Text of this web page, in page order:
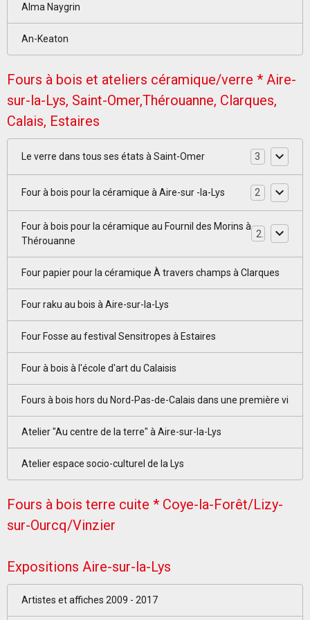
Alma Naygrin
An-Keaton
Fours à bois et ateliers céramique/verre * Aire-
sur-la-Lys, Saint-Omer,Thérouanne, Clarques,
Calais, Estaires
Le verre dans tous ses états à Saint-Omer 3
Four à bois pour la céramique à Aire-sur -la-Lys 2
Four à bois pour la céramique au Fournil des Morins à
Thérouanne
Four papier pour la céramique À travers champs à Clarques
Four raku au bois à Aire-sur-la-Lys
Four Fosse au festival Sensitropes à Estaires
Four à bois à l'école d'art du Calaisis
Fours à bois hors du Nord-Pas-de-Calais dans une première vi
Atelier "Au centre de la terre" à Aire-sur-la-Lys
Atelier espace socio-culturel de la Lys
Fours à bois terre cuite * Coye-la-Forêt/Lizy-
sur-Ourcq/Vinzier
Expositions Aire-sur-la-Lys
Artistes et affiches 2009 - 2017